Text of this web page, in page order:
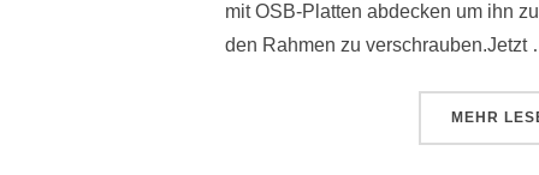
mit OSB-Platten abdecken um ihn
den Rahmen zu verschrauben.Jetzt
MEHR